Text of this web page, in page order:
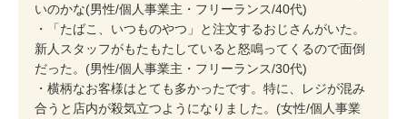
いのかな(男性/個人事業主・フリーランス/40代)
・「たばこ、いつものやつ」と注文するおじさんがいた。
新人スタッフがもたもたしていると怒鳴ってくるので面倒
だった。(男性/個人事業主・フリーランス/30代)
・横柄なお客様はとても多かったです。特に、レジが混み
合うと店内が殺気立つようになりました。(女性/個人事業